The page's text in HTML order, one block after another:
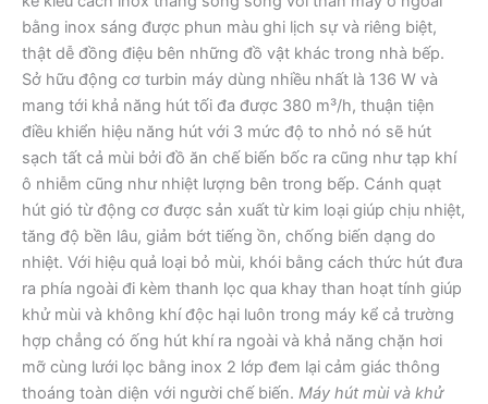
bằng inox sáng được phun màu ghi lịch sự và riêng biệt,
thật dễ đồng điệu bên những đồ vật khác trong nhà bếp.
Sở hữu động cơ turbin máy dùng nhiều nhất là 136 W và
mang tới khả năng hút tối đa được 380 m³/h, thuận tiện
điều khiển hiệu năng hút với 3 mức độ to nhỏ nó sẽ hút
sạch tất cả mùi bởi đồ ăn chế biến bốc ra cũng như tạp khí
ô nhiễm cũng như nhiệt lượng bên trong bếp. Cánh quạt
hút gió từ động cơ được sản xuất từ kim loại giúp chịu nhiệt,
tăng độ bền lâu, giảm bớt tiếng ồn, chống biến dạng do
nhiệt. Với hiệu quả loại bỏ mùi, khói bằng cách thức hút đưa
ra phía ngoài đi kèm thanh lọc qua khay than hoạt tính giúp
khử mùi và không khí độc hại luôn trong máy kể cả trường
hợp chẳng có ống hút khí ra ngoài và khả năng chặn hơi
mỡ cùng lưới lọc bằng inox 2 lớp đem lại cảm giác thông
thoáng toàn diện với người chế biến. Máy hút mùi và khử